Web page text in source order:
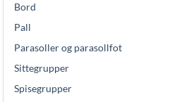
Bord
Pall
Parasoller og parasollfot
Sittegrupper
Spisegrupper